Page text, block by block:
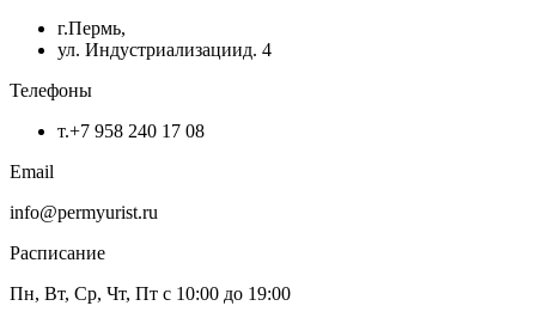
г.Пермь,
ул. Индустриализациид. 4
Телефоны
т.+7 958 240 17 08
Email
info@permyurist.ru
Расписание
Пн, Вт, Ср, Чт, Пт с 10:00 до 19:00